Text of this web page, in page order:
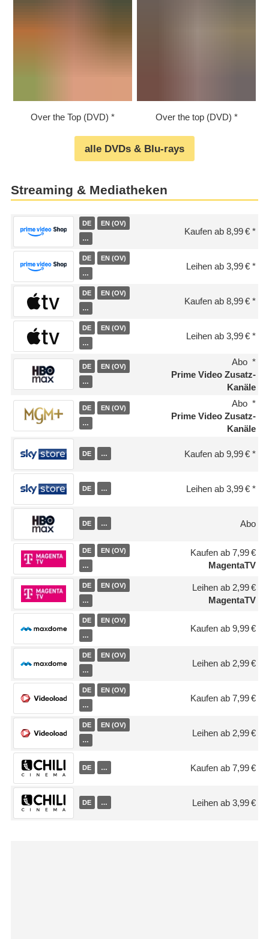
Over the Top (DVD) Over the top (DVD)
alle DVDs & Blu-rays
Streaming & Mediatheken
DE EN (OV)
…
Kaufen ab 8,99 €
DE EN (OV)
…
Leihen ab 3,99 €
DE EN (OV)
…
Kaufen ab 8,99 €
DE EN (OV)
…
Leihen ab 3,99 €
DE EN (OV)
…
Abo
Prime Video Zusatz-
Kanäle
DE EN (OV)
…
Abo
Prime Video Zusatz-
Kanäle
DE … Kaufen ab 9,99 €
DE … Leihen ab 3,99 €
DE … Abo
DE EN (OV)
…
Kaufen ab 7,99 €
MagentaTV
DE EN (OV)
…
Leihen ab 2,99 €
MagentaTV
DE EN (OV)
…
Kaufen ab 9,99 €
DE EN (OV)
…
Leihen ab 2,99 €
DE EN (OV)
…
Kaufen ab 7,99 €
DE EN (OV)
…
Leihen ab 2,99 €
DE … Kaufen ab 7,99 €
DE … Leihen ab 3,99 €